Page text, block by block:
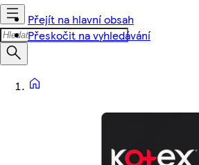
Přejít na hlavní obsah
Přeskočit na vyhledávání